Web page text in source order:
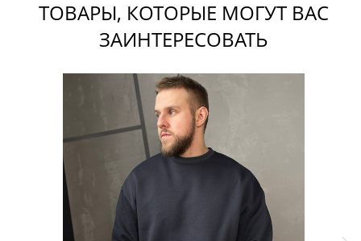
ТОВАРЫ, КОТОРЫЕ МОГУТ ВАС
ЗАИНТЕРЕСОВАТЬ